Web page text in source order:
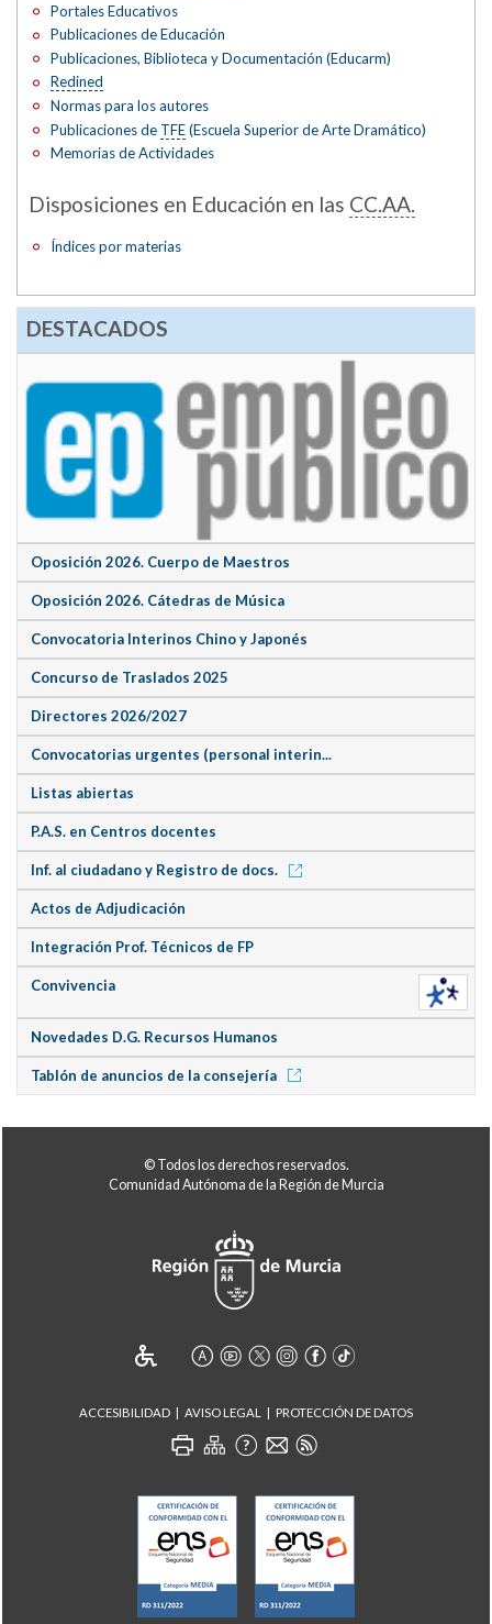
Portales Educativos
Publicaciones de Educación
Publicaciones, Biblioteca y Documentación (Educarm)
Redined
Normas para los autores
Publicaciones de TFE(Escuela Superior de Arte Dramático)
Memorias de Actividades
Disposiciones en Educación en las CC.AA.
Índices por materias
DESTACADOS
Oposición 2026. Cuerpo de Maestros
Oposición 2026. Cátedras de Música
Convocatoria Interinos Chino y Japonés
Concurso de Traslados 2025
Directores 2026/2027
Convocatorias urgentes (personal interin...
Listas abiertas
P.A.S. en Centros docentes
Inf. al ciudadano y Registro de docs.
Actos de Adjudicación
Integración Prof. Técnicos de FP
Convivencia
Novedades D.G. Recursos Humanos
Tablón de anuncios de la consejería
© Todos los derechos reservados.
Comunidad Autónoma de la Región de Murcia
ACCESIBILIDAD AVISO LEGAL PROTECCIÓN DE DATOS